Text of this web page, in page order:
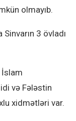
olmayıb.
3 övladı
İslam
və Fələstin
xidmətləri var.